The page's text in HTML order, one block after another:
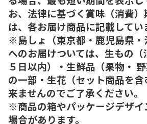
お、法律に基づく賞味（消費）
は、各お届け商品に記載してい
※島しょ（東京都・鹿児島県・
へのお届けついては、生もの
５日以内）・生鮮品（果物・ 野
の一部・生花（セット商品を
来ませんのでご了承ください。
※商品の箱やパッケージデザイ
場合があります。